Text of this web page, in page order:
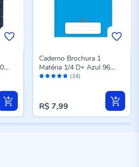
Avaliação: (34)
Caderno Brochura 1
Matéria 1/4 D+ Azul 96
Folhas Tilibra - 116700
R$ 7,99